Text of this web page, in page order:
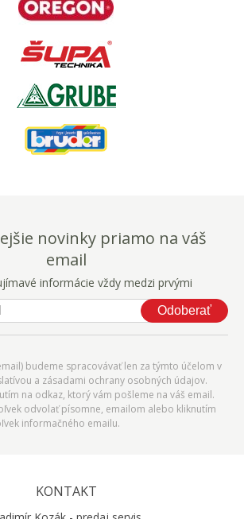
novinky priamo na váš
email
informácie vždy medzi prvými
Odoberať
budeme spracovávať len za týmto účelom v
a zásadami ochrany osobných údajov.
na odkaz, ktorý vám pošleme na váš email.
odvolať písomne, emailom alebo kliknutím
informačného emailu.
KONTAKT